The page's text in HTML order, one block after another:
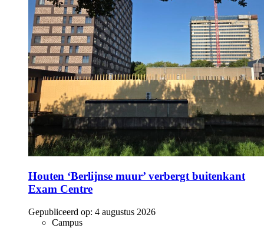
Houten ‘Berlijnse muur’ verbergt buitenkant
Exam Centre
Gepubliceerd op: 4 augustus 2026
Campus